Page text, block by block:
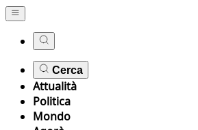
Cerca
Attualità
Politica
Mondo